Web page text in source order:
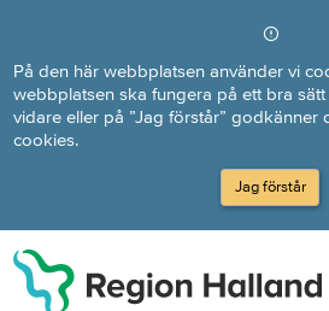
På den här webbplatsen använder vi
webbplatsen ska fungera på ett bra
vidare eller på ”Jag förstår” godkänner
cookies.
Jag förstår